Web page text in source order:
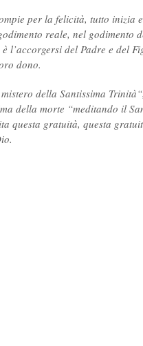
per la felicità, tutto inizia
reale, nel godimento
l’accorgersi del Padre e del
dono.
della Santissima
della morte “meditando il
questa gratuità, questa